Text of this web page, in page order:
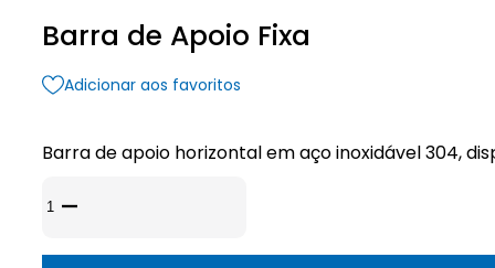
Barra de Apoio Fixa
Adicionar aos favoritos
Barra de apoio horizontal em aço inoxidável 304,
de